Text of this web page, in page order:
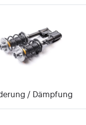
/ Dämpfung